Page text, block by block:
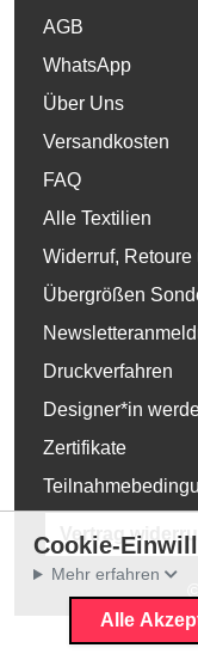
AGB
WhatsApp
Über Uns
Versandkosten
FAQ
Alle Textilien
Widerruf, Retoure
Übergrößen
Druckverfahren
Designer*in
Zertifikate
Vertrag
Cookie-
Mehr erfahren
Alle